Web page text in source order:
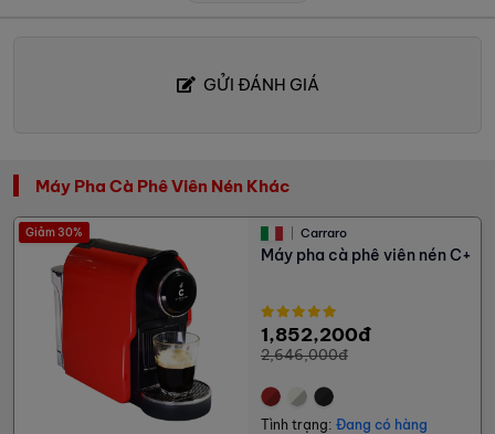
GỬI ĐÁNH GIÁ
Máy Pha Cà Phê Viên Nén Khác
Carraro
Máy pha cà phê viên nén C+
1,852,200đ
2,646,000đ
Giảm 30%
Tình trạng: Đang có hàng